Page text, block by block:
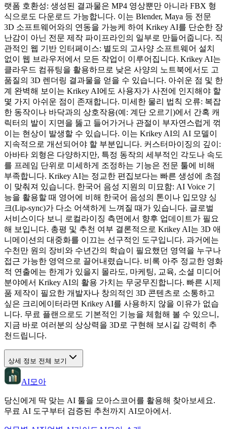
랫폼 호환성: 생성된 결과물은 MP4 영상뿐만 아니라 FBX 형
식으로도 다운로드 가능합니다. 이는 Blender, Maya 등 전문
3D 소프트웨어와의 연동을 가능케 하여 Krikey AI를 단순한 장
난감이 아닌 전문 제작 파이프라인의 일부로 만들어줍니다. 직
관적인 웹 기반 인터페이스: 별도의 고사양 소프트웨어 설치
없이 웹 브라우저에서 모든 작업이 이루어집니다. Krikey AI는
클라우드 컴퓨팅을 활용하므로 낮은 사양의 노트북에서도 고
품질의 3D 렌더링 결과물을 얻을 수 있습니다. 아쉬운 점 및 한
계 완벽해 보이는 Krikey AI에도 사용자가 사전에 인지해야 할
몇 가지 아쉬운 점이 존재합니다. 미세한 물리 법칙 오류: 복잡
한 동작이나 바닥과의 상호작용(예: 계단 오르기)에서 간혹 캐
릭터의 발이 지면을 뚫고 들어가거나 관절이 부자연스럽게 꺾
이는 현상이 발생할 수 있습니다. 이는 Krikey AI의 AI 모델이
지속적으로 개선되어야 할 부분입니다. 커스터마이징의 깊이:
아바타 외형은 다양하지만, 특정 동작의 세부적인 각도나 속도
를 프레임 단위로 미세하게 조정하는 기능은 전문 툴에 비해
부족합니다. Krikey AI는 정교한 편집보다는 빠른 생성에 초점
이 맞춰져 있습니다. 한국어 음성 지원의 미묘함: AI Voice 기
능을 활용할 때 영어에 비해 한국어 음성의 톤이나 입모양 싱
크(Lip-sync)가 다소 어색하게 느껴질 때가 있습니다. 글로벌
서비스이다 보니 로컬라이징 측면에서 향후 업데이트가 필요
해 보입니다. 총평 및 추천 여부 결론적으로 Krikey AI는 3D 애
니메이션의 대중화를 이끄는 선구적인 도구입니다. 과거에는
수천만 원의 장비와 수년간의 학습이 필요했던 영역을 누구나
접근 가능한 영역으로 끌어내렸습니다. 비록 아주 정교한 영화
적 연출에는 한계가 있을지 몰라도, 마케팅, 교육, 소셜 미디어
분야에서 Krikey AI의 활용 가치는 무궁무진합니다. 빠른 시제
품 제작이 필요한 개발자나 창의적인 3D 콘텐츠로 소통하고
싶은 크리에이터라면 Krikey AI를 사용하지 않을 이유가 없습
니다. 무료 플랜으로도 기본적인 기능을 체험해 볼 수 있으니,
지금 바로 여러분의 상상력을 3D로 구현해 보시길 강력히 추
천드립니다.
상세 정보 전체 보기
AI모아
당신에게 딱 맞는 AI 툴을 모아스코어를 활용해 찾아보세요.
무료 AI 도구부터 검증된 추천까지 AI모아에서.